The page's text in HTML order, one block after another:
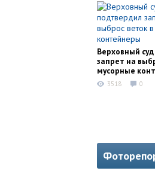
Верховный
запрет на
мусорные
3518 0